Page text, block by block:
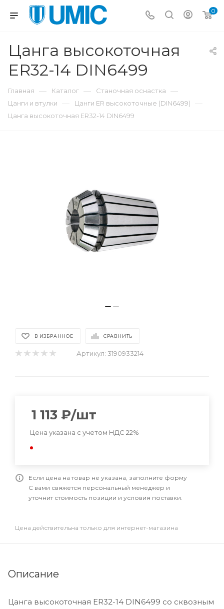
0
Цанга высокоточная
ER32-14 DIN6499
Главная — Каталог — Станочная оснастка —
Цанги и втулки — Цанги ER высокоточные (DIN6499) —
Цанга высокоточная ER32-14 DIN6499
В ИЗБРАННОЕ СРАВНИТЬ
Артикул: 3190933214
1 113 ₽/шт
Цена указана с учетом НДС 22%
Если цена на товар не указана, заполните форму
С вами свяжется персональный менеджер и
уточнит стоимость позиции и условия поставки.
Цена действительна только для интернет-магазина
Описание
Цанга высокоточная ER32-14 DIN6499 со сквозным